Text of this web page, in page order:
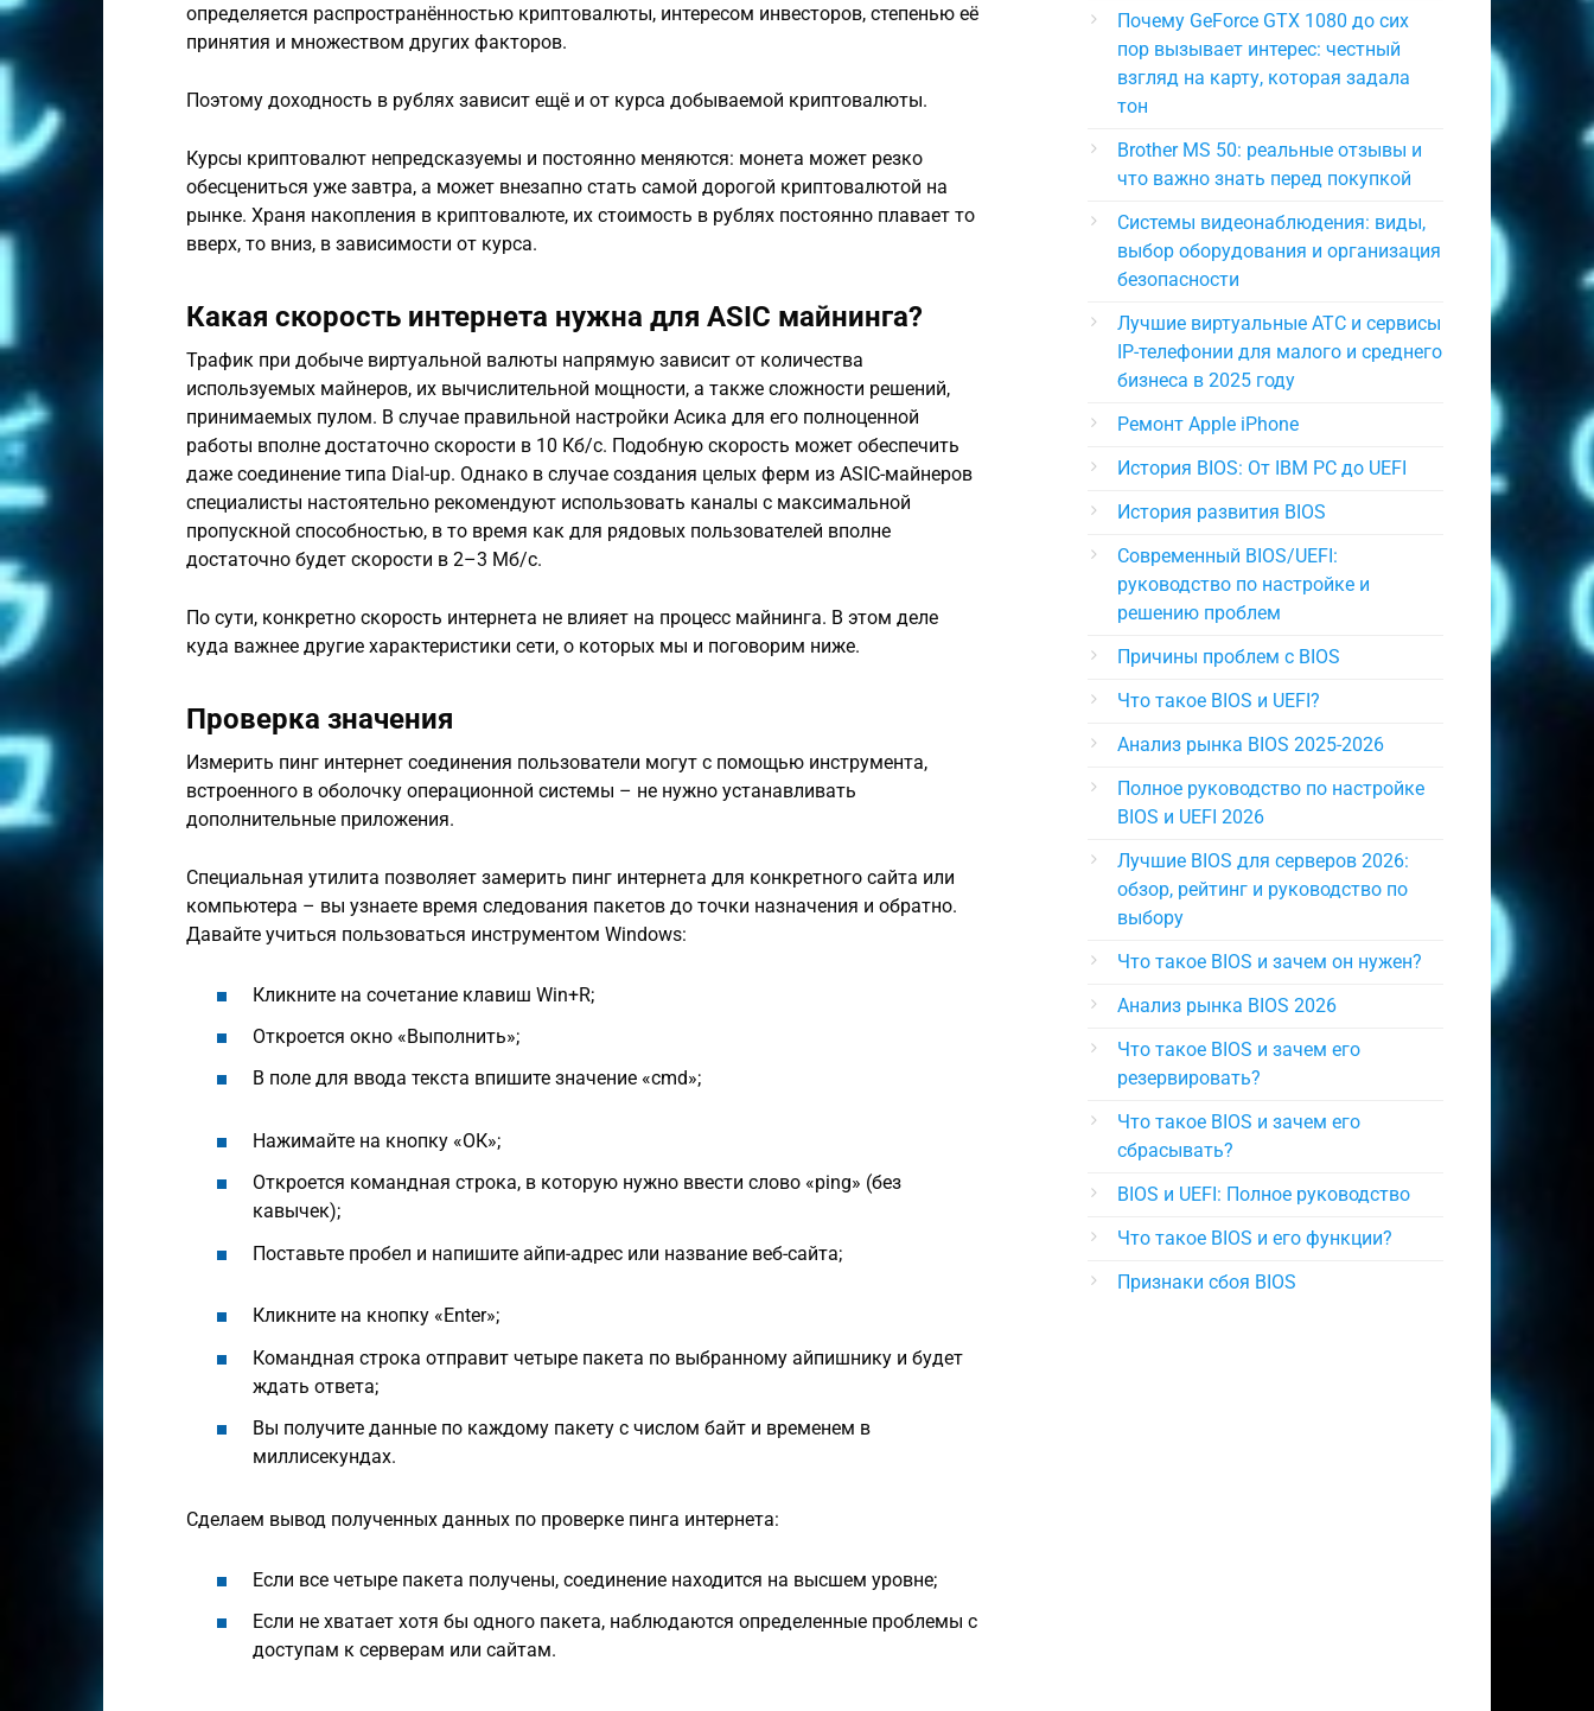
определяется распространённостью криптовалюты, интересом инвесторов, степенью её
принятия и множеством других факторов.
Поэтому доходность в рублях зависит ещё и от курса добываемой криптовалюты.
Курсы криптовалют непредсказуемы и постоянно меняются: монета может резко
обесцениться уже завтра, а может внезапно стать самой дорогой криптовалютой на
рынке. Храня накопления в криптовалюте, их стоимость в рублях постоянно плавает то
вверх, то вниз, в зависимости от курса.
Какая скорость интернета нужна для ASIC майнинга?
Трафик при добыче виртуальной валюты напрямую зависит от количества
используемых майнеров, их вычислительной мощности, а также сложности решений,
принимаемых пулом. В случае правильной настройки Асика для его полноценной
работы вполне достаточно скорости в 10 Кб/с. Подобную скорость может обеспечить
даже соединение типа Dial-up. Однако в случае создания целых ферм из ASIC-майнеров
специалисты настоятельно рекомендуют использовать каналы с максимальной
пропускной способностью, в то время как для рядовых пользователей вполне
достаточно будет скорости в 2–3 Мб/с.
По сути, конкретно скорость интернета не влияет на процесс майнинга. В этом деле
куда важнее другие характеристики сети, о которых мы и поговорим ниже.
Проверка значения
Измерить пинг интернет соединения пользователи могут с помощью инструмента,
встроенного в оболочку операционной системы – не нужно устанавливать
дополнительные приложения.
Специальная утилита позволяет замерить пинг интернета для конкретного сайта или
компьютера – вы узнаете время следования пакетов до точки назначения и обратно.
Давайте учиться пользоваться инструментом Windows:
Кликните на сочетание клавиш Win+R;
Откроется окно «Выполнить»;
В поле для ввода текста впишите значение «cmd»;
Нажимайте на кнопку «ОК»;
Откроется командная строка, в которую нужно ввести слово «ping» (без
кавычек);
Поставьте пробел и напишите айпи-адрес или название веб-сайта;
Кликните на кнопку «Enter»;
Командная строка отправит четыре пакета по выбранному айпишнику и будет
ждать ответа;
Вы получите данные по каждому пакету с числом байт и временем в
миллисекундах.
Сделаем вывод полученных данных по проверке пинга интернета:
Если все четыре пакета получены, соединение находится на высшем уровне;
Если не хватает хотя бы одного пакета, наблюдаются определенные проблемы с
доступам к серверам или сайтам.
Почему GeForce GTX 1080 до сих
пор вызывает интерес: честный
взгляд на карту, которая задала
тон
Brother MS 50: реальные отзывы и
что важно знать перед покупкой
Системы видеонаблюдения: виды,
выбор оборудования и организация
безопасности
Лучшие виртуальные АТС и сервисы
IP-телефонии для малого и среднего
бизнеса в 2025 году
Ремонт Apple iPhone
История BIOS: От IBM PC до UEFI
История развития BIOS
Современный BIOS/UEFI:
руководство по настройке и
решению проблем
Причины проблем с BIOS
Что такое BIOS и UEFI?
Анализ рынка BIOS 2025-2026
Полное руководство по настройке
BIOS и UEFI 2026
Лучшие BIOS для серверов 2026:
обзор, рейтинг и руководство по
выбору
Что такое BIOS и зачем он нужен?
Анализ рынка BIOS 2026
Что такое BIOS и зачем его
резервировать?
Что такое BIOS и зачем его
сбрасывать?
BIOS и UEFI: Полное руководство
Что такое BIOS и его функции?
Признаки сбоя BIOS